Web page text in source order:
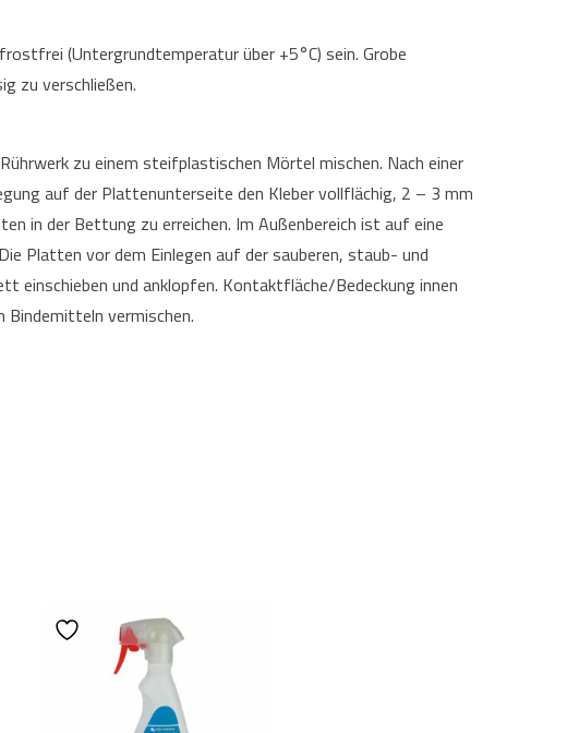
(Untergrundtemperatur über +5°C) sein. Grobe
zu verschließen.
zu einem steifplastischen Mörtel mischen. Nach einer
auf der Plattenunterseite den Kleber vollflächig, 2 – 3 mm
in der Bettung zu erreichen. Im Außenbereich ist auf eine
Platten vor dem Einlegen auf der sauberen, staub- und
einschieben und anklopfen. Kontaktfläche/Bedeckung innen
Bindemitteln vermischen.